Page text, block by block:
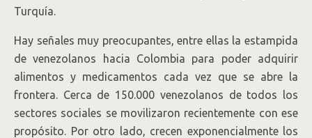
Turquía.
Hay señales muy preocupantes, entre ellas la estampida
de venezolanos hacia Colombia para poder adquirir
alimentos y medicamentos cada vez que se abre la
frontera. Cerca de 150.000 venezolanos de todos los
sectores sociales se movilizaron recientemente con ese
propósito. Por otro lado, crecen exponencialmente los